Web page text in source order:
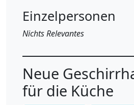
Einzelpersonen
Nichts Relevantes
Neue
für die Küche